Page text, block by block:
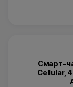
Смарт-
Cellular,